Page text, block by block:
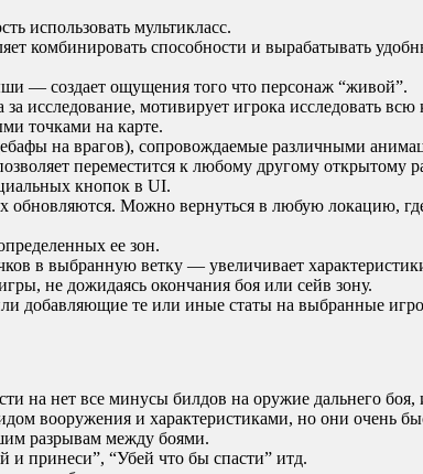
использовать мультикласс.
комбинировать способности и вырабатывать
— создает ощущения того что персонаж “живой”.
исследование, мотивирует игрока исследовать всю
точками на карте.
на врагов), сопровождаемые различными
переместится к любому другому открытому
кнопок в UI.
Можно вернуться в любую локацию,
ее зон.
в выбранную ветку — увеличивает
не дожидаясь окончания боя или сейв зону.
добавляющие те или иные статы на выбранные
на нет все минусы билдов на оружие дальнего боя,
вооружения и характеристиками, но они очень
разрывам между боями.
принеси”, “Убей что бы спасти” итд.